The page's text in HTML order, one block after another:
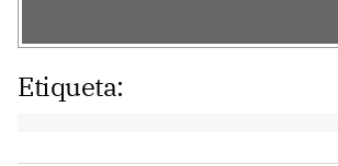
Etiqueta: